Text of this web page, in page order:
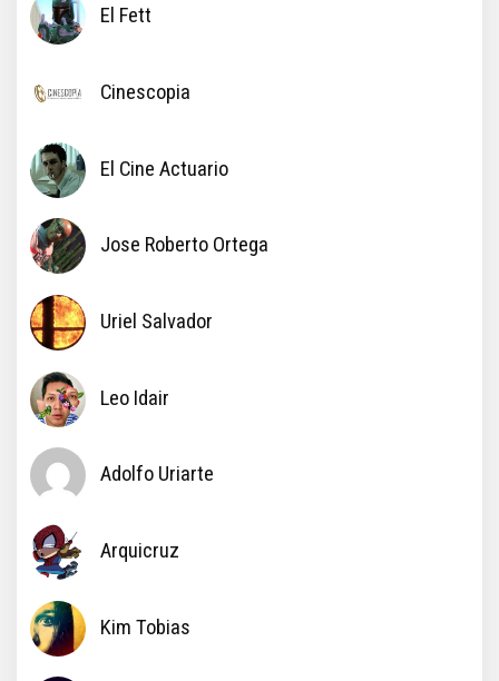
El Fett
Cinescopia
El Cine Actuario
Jose Roberto Ortega
Uriel Salvador
Leo Idair
Adolfo Uriarte
Arquicruz
Kim Tobias